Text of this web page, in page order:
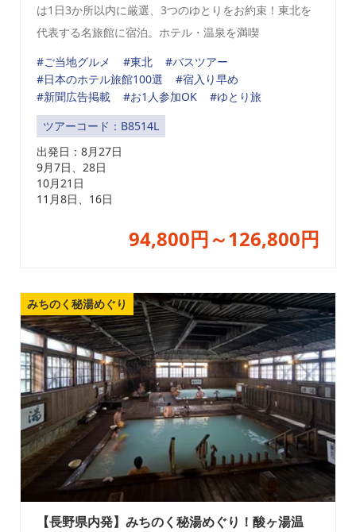
は1日3か所以内に厳選、3つのゆとりをお約束！東北を
代表する名旅館に宿泊。ホテル・温泉を満喫
#ご当地グルメ
#東北
#バスツアー
#日本のホテル旅館100選
#宿入り早め
#新聞広告掲載
#お1人参加OK
#ゆとり旅
ツアーコード：B8514L
出発日： 8月27日
9月7日、28日
10月21日
11月8日、16日
94,800円～126,800円
みちのく秘湯めぐり
【長野県内発】みちのく秘湯めぐり！酸ヶ湯温